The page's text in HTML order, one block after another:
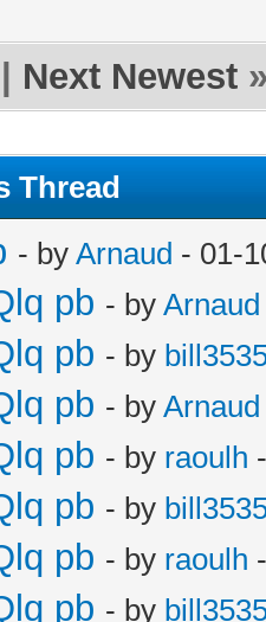
Next Newest
Thread
- by Arnaud - 01-
pb - by Arnaud
pb - by
pb - by Arnaud
pb - by raoulh
pb - by
pb - by raoulh
pb - by